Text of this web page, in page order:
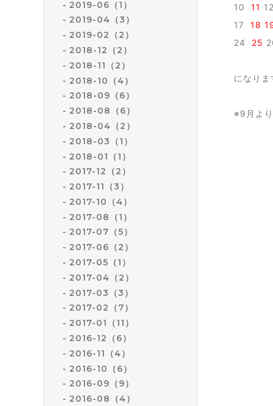
2019-06（1）
2019-04（3）
2019-02（2）
2018-12（2）
2018-11（2）
2018-10（4）
2018-09（6）
2018-08（6）
2018-04（2）
2018-03（1）
2018-01（1）
2017-12（2）
2017-11（3）
2017-10（4）
2017-08（1）
2017-07（5）
2017-06（2）
2017-05（1）
2017-04（2）
2017-03（3）
2017-02（7）
2017-01（11）
2016-12（6）
2016-11（4）
2016-10（6）
2016-09（9）
2016-08（4）
10 11
17 18
24 25
になり
※9月よ